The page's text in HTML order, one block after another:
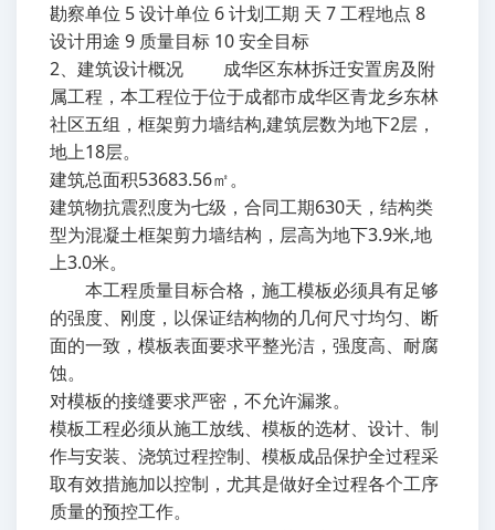
勘察单位 5 设计单位 6 计划工期 天 7 工程地点 8
设计用途 9 质量目标 10 安全目标
2、建筑设计概况 成华区东林拆迁安置房及附
属工程，本工程位于位于成都市成华区青龙乡东林
社区五组，框架剪力墙结构,建筑层数为地下2层，
地上18层。
建筑总面积53683.56㎡。
建筑物抗震烈度为七级，合同工期630天，结构类
型为混凝土框架剪力墙结构，层高为地下3.9米,地
上3.0米。
本工程质量目标合格，施工模板必须具有足够
的强度、刚度，以保证结构物的几何尺寸均匀、断
面的一致，模板表面要求平整光洁，强度高、耐腐
蚀。
对模板的接缝要求严密，不允许漏浆。
模板工程必须从施工放线、模板的选材、设计、制
作与安装、浇筑过程控制、模板成品保护全过程采
取有效措施加以控制，尤其是做好全过程各个工序
质量的预控工作。